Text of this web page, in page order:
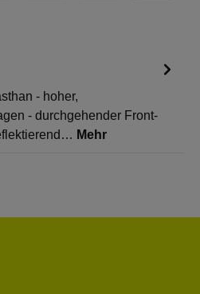
- hoher,
- durchgehender Front-
Mehr